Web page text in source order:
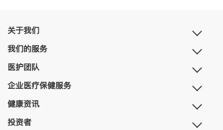
关于我们
我们的服务
医护团队
企业医疗保健服务
健康资讯
投资者